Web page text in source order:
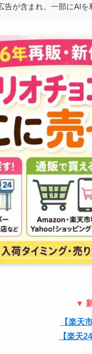
告が含まれ、一部にAIを
▼
【楽天
【楽天